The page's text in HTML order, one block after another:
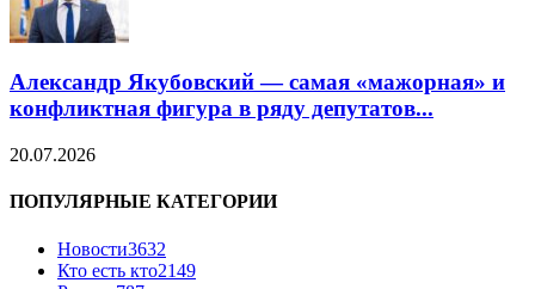
Александр Якубовский — самая «мажорная» и
конфликтная фигура в ряду депутатов...
20.07.2026
ПОПУЛЯРНЫЕ КАТЕГОРИИ
Новости3632
Кто есть кто2149